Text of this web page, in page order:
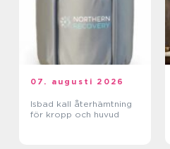
07. augusti 2026
Isbad kall återhämtning
för kropp och huvud